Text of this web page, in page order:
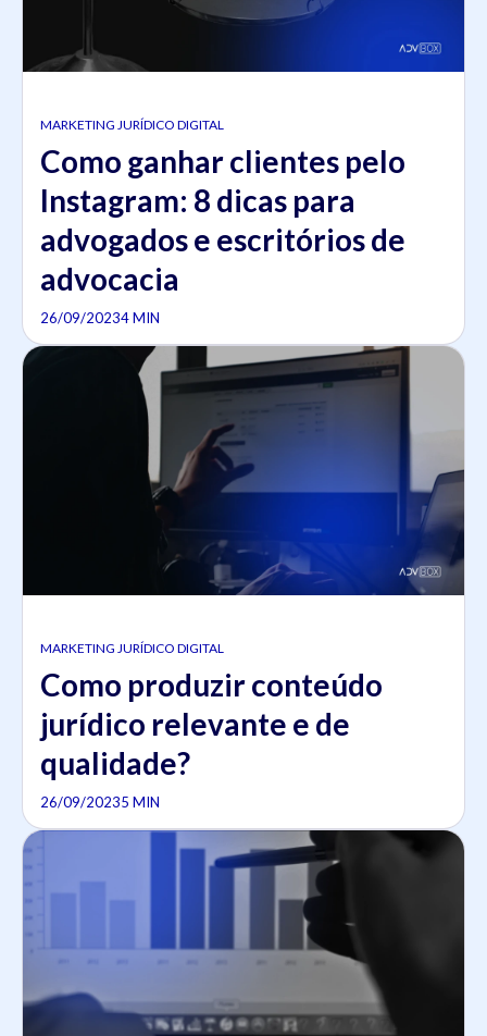
MARKETING JURÍDICO DIGITAL
Como ganhar clientes pelo
Instagram: 8 dicas para
advogados e escritórios de
advocacia
26/09/20234 MIN
MARKETING JURÍDICO DIGITAL
Como produzir conteúdo
jurídico relevante e de
qualidade?
26/09/20235 MIN